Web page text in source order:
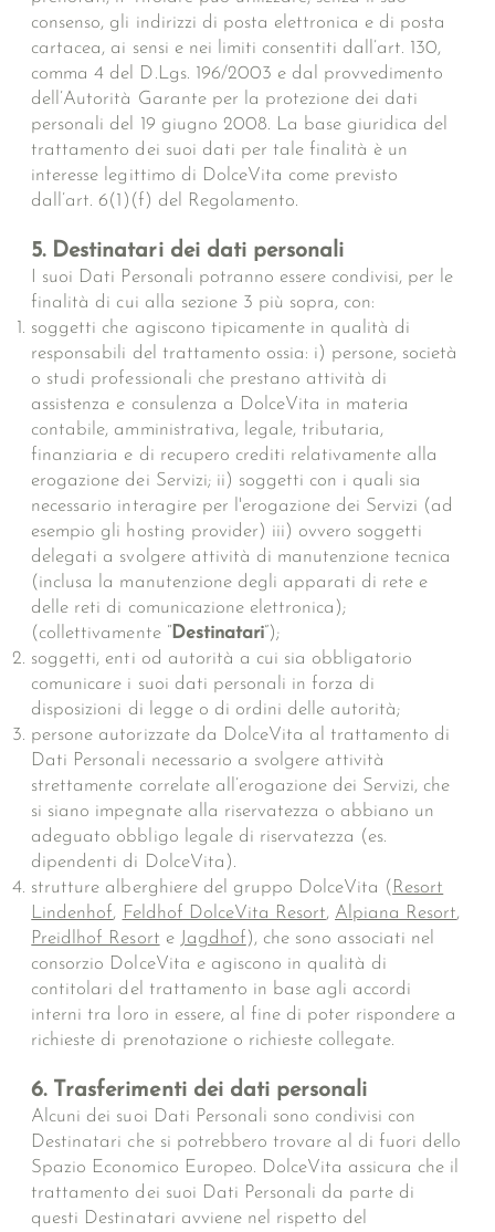
consenso, gli indirizzi di posta elettronica e di posta
cartacea, ai sensi e nei limiti consentiti dall’art. 130,
comma 4 del D.Lgs. 196/2003 e dal provvedimento
dell’Autorità Garante per la protezione dei dati
personali del 19 giugno 2008. La base giuridica del
trattamento dei suoi dati per tale finalità è un
interesse legittimo di DolceVita come previsto
dall’art. 6(1)(f) del Regolamento.
5. Destinatari dei dati personali
I suoi Dati Personali potranno essere condivisi, per le
finalità di cui alla sezione 3 più sopra, con:
soggetti che agiscono tipicamente in qualità di
responsabili del trattamento ossia: i) persone, società
o studi professionali che prestano attività di
assistenza e consulenza a DolceVita in materia
contabile, amministrativa, legale, tributaria,
finanziaria e di recupero crediti relativamente alla
erogazione dei Servizi; ii) soggetti con i quali sia
necessario interagire per l'erogazione dei Servizi (ad
esempio gli hosting provider) iii) ovvero soggetti
delegati a svolgere attività di manutenzione tecnica
(inclusa la manutenzione degli apparati di rete e
delle reti di comunicazione elettronica);
(collettivamente “Destinatari”);
soggetti, enti od autorità a cui sia obbligatorio
comunicare i suoi dati personali in forza di
disposizioni di legge o di ordini delle autorità;
persone autorizzate da DolceVita al trattamento di
Dati Personali necessario a svolgere attività
strettamente correlate all’erogazione dei Servizi, che
si siano impegnate alla riservatezza o abbiano un
adeguato obbligo legale di riservatezza (es.
dipendenti di DolceVita).
strutture alberghiere del gruppo DolceVita ( Resort
Lindenhof, Feldhof DolceVita Resort, Alpiana Resort,
Preidlhof Resort e Jagdhof), che sono associati nel
consorzio DolceVita e agiscono in qualità di
contitolari del trattamento in base agli accordi
interni tra loro in essere, al fine di poter rispondere a
richieste di prenotazione o richieste collegate.
6. Trasferimenti dei dati personali
Alcuni dei suoi Dati Personali sono condivisi con
Destinatari che si potrebbero trovare al di fuori dello
Spazio Economico Europeo. DolceVita assicura che il
trattamento dei suoi Dati Personali da parte di
questi Destinatari avviene nel rispetto del